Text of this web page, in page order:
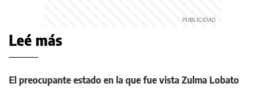
Leé más
El preocupante estado en la que fue vista Zulma Lobato